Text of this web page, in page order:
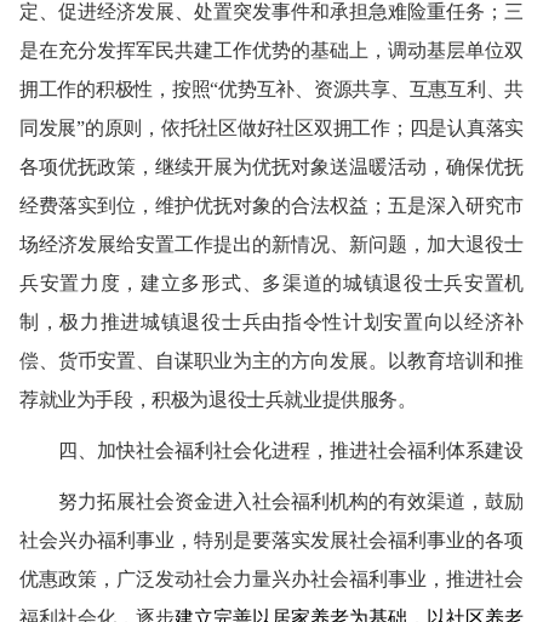
定、促进经济发展、处置突发事件和承担急难险重任务；三
是在充分发挥军民共建工作优势的基础上，调动基层单位双
拥工作的积极性，按照“优势互补、资源共享、互惠互利、共
同发展”的原则，依托社区做好社区双拥工作；四是认真落实
各项优抚政策，继续开展为优抚对象送温暖活动，确保优抚
经费落实到位，维护优抚对象的合法权益；五是深入研究市
场经济发展给安置工作提出的新情况、新问题，加大退役士
兵安置力度，建立多形式、多渠道的城镇退役士兵安置机
制，极力推进城镇退役士兵由指令性计划安置向以经济补
偿、货币安置、自谋职业为主的方向发展。以教育培训和推
荐就业为手段，积极为退役士兵就业提供服务。
四、加快社会福利社会化进程，推进社会福利体系建设
努力拓展社会资金进入社会福利机构的有效渠道，鼓励
社会兴办福利事业，特别是要落实发展社会福利事业的各项
优惠政策，广泛发动社会力量兴办社会福利事业，推进社会
福利社会化，逐步建立完善以 居家养老为基础 ，以社区养老